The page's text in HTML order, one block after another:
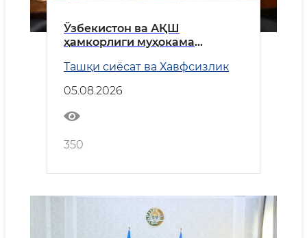
Ўзбекистон ва АҚШ
ҳамкорлиги муҳокама
Ташқи сиёсат ва Хавфсизлик
05.08.2026
350